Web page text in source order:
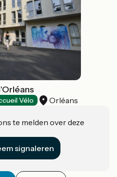
Vélo Orléans
te melden over deze
signaleren